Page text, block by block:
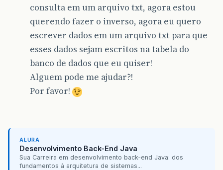
consulta em um arquivo txt, agora estou
querendo fazer o inverso, agora eu quero
escrever dados em um arquivo txt para que
esses dados sejam escritos na tabela do
banco de dados que eu quiser!
Alguem pode me ajudar?!
Por favor!
ALURA
Desenvolvimento Back-End Java
Sua Carreira em desenvolvimento back-end Java: dos
fundamentos à arquitetura de sistemas...